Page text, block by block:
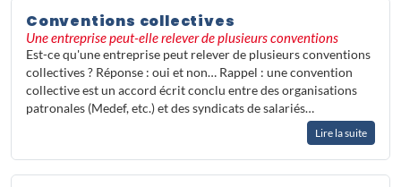
Conventions collectives
Une entreprise peut-elle relever de plusieurs conventions
Est-ce qu'une entreprise peut relever de plusieurs conventions
collectives ? Réponse : oui et non… Rappel : une convention
collective est un accord écrit conclu entre des organisations
patronales (Medef, etc.) et des syndicats de salariés…
Lire la suite